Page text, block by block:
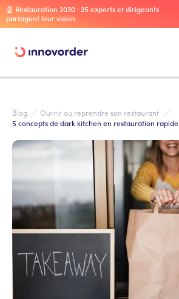
🤖 Restauration 2030 : 25 experts et dirigeants
partagent leur vision.
Blog
Ouvrir ou reprendre son restaurant
5 concepts de dark kitchen en restauration rapide